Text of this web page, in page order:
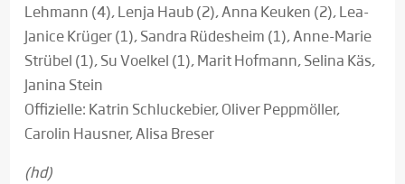
Lehmann (4), Lenja Haub (2), Anna Keuken (2), Lea-
Janice Krüger (1), Sandra Rüdesheim (1), Anne-Marie
Strübel (1), Su Voelkel (1), Marit Hofmann, Selina Käs,
Janina Stein
Offizielle: Katrin Schluckebier, Oliver Peppmöller,
Carolin Hausner, Alisa Breser
(hd)